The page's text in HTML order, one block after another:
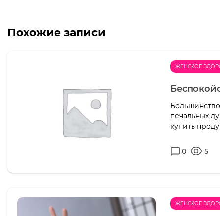
Похожие записи
ЖЕНСКОЕ
печальных
купить
0 5
ЖЕНСКОЕ